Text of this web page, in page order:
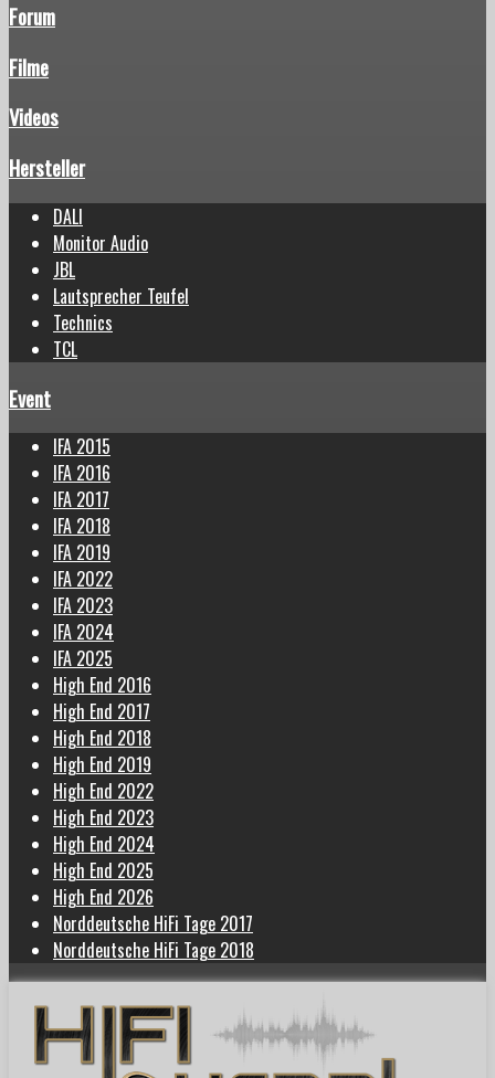
Forum
Filme
Videos
Hersteller
DALI
Monitor Audio
JBL
Lautsprecher Teufel
Technics
TCL
Event
IFA 2015
IFA 2016
IFA 2017
IFA 2018
IFA 2019
IFA 2022
IFA 2023
IFA 2024
IFA 2025
High End 2016
High End 2017
High End 2018
High End 2019
High End 2022
High End 2023
High End 2024
High End 2025
High End 2026
Norddeutsche HiFi Tage 2017
Norddeutsche HiFi Tage 2018